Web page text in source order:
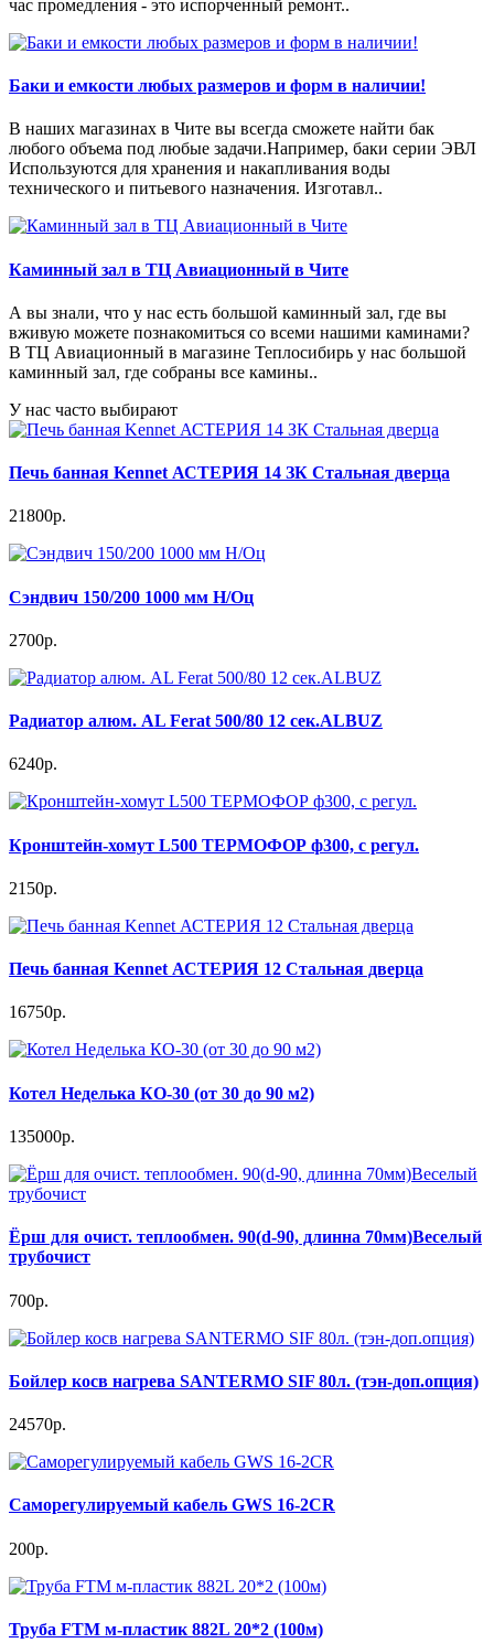
час промедления - это испорченный ремонт..
Баки и емкости любых размеров и форм в наличии!
В наших магазинах в Чите вы всегда сможете найти бак
любого объема под любые задачи.Например, баки серии ЭВЛ
Используются для хранения и накапливания воды
технического и питьевого назначения. Изготавл..
Каминный зал в ТЦ Авиационный в Чите
А вы знали, что у нас есть большой каминный зал, где вы
вживую можете познакомиться со всеми нашими каминами?
В ТЦ Авиационный в магазине Теплосибирь у нас большой
каминный зал, где собраны все камины..
У нас часто выбирают
Печь банная Kennet АСТЕРИЯ 14 ЗК Стальная дверца
21800р.
Сэндвич 150/200 1000 мм Н/Оц
2700р.
Радиатор алюм. AL Ferat 500/80 12 сек.ALBUZ
6240р.
Кронштейн-хомут L500 ТЕРМОФОР ф300, с регул.
2150р.
Печь банная Kennet АСТЕРИЯ 12 Стальная дверца
16750р.
Котел Неделька КО-30 (от 30 до 90 м2)
135000р.
Ёрш для очист. теплообмен. 90(d-90, длинна 70мм)Веселый
трубочист
700р.
Бойлер косв нагрева SANTERMO SIF 80л. (тэн-доп.опция)
24570р.
Саморегулируемый кабель GWS 16-2CR
200р.
Труба FTM м-пластик 882L 20*2 (100м)